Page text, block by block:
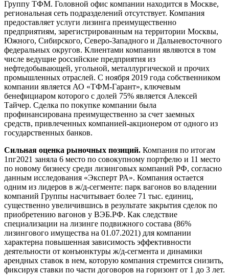
Группу ТФМ. Головной офис компании находится в Москве,
региональная сеть подразделений отсутствует. Компания
предоставляет услуги лизинга преимущественно
предприятиям, зарегистрированным на территории Москвы,
Южного, Сибирского, Северо-Западного и Дальневосточного
федеральных округов. Клиентами компании являются в том
числе ведущие российские предприятия из
нефтедобывающей, угольной, металлургической и прочих
промышленных отраслей. С ноября 2019 года собственником
компании является АО «ТФМ-Гарант», ключевым
бенефициаром которого с долей 75% является Алексей
Тайчер. Сделка по покупке компании была
профинансирована преимущественно за счет заемных
средств, привлеченных компанией-акционером от одного из
государственных банков.
Сильная оценка рыночных позиций. Компания по итогам
1пг2021 заняла 6 место по совокупному портфелю и 11 место
по новому бизнесу среди лизинговых компаний РФ, согласно
данным исследования «Эксперт РА». Компания остается
одним из лидеров в ж/д-сегменте: парк вагонов во владении
компаний Группы насчитывает более 71 тыс. единиц,
существенно увеличившись в результате закрытия сделок по
приобретению вагонов у ВЭБ.РФ. Как следствие
специализации на лизинге подвижного состава (86%
лизингового имущества на 01.07.2021) для компании
характерна повышенная зависимость эффективности
деятельности от конъюнктуры ж/д-сегмента и динамики
арендных ставок в нем, которую компания стремится снизить,
фиксируя ставки по части договоров на горизонт от 1 до 3 лет.